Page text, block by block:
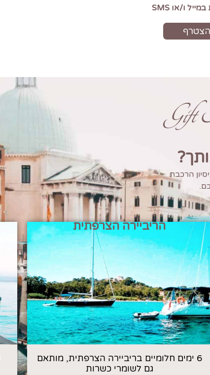
Gift
הרכבת
הריביירה הצרפתית
6 ימים חלומיים בריביירה הצרפתית, מותאם
גם לשומרי כשרות